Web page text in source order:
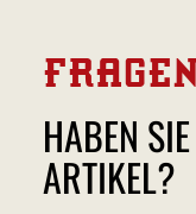
HABEN
ARTIKEL?